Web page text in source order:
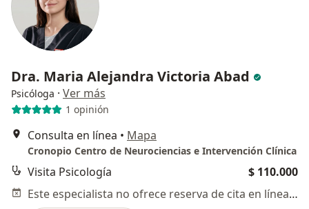
Dra. Maria Alejandra Victoria Abad
Psicóloga · Ver más
1 opinión
Consulta en línea • Mapa
Cronopio Centro de Neurociencias e Intervención Clínica
Visita Psicología
$ 110.000
Este especialista no ofrece reserva de cita en línea en esta dirección.